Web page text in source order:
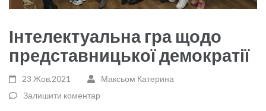
Інтелектуальна гра щодо
представницької демократії
23 Жов,2021
Максьом Катерина
Залишити коментар